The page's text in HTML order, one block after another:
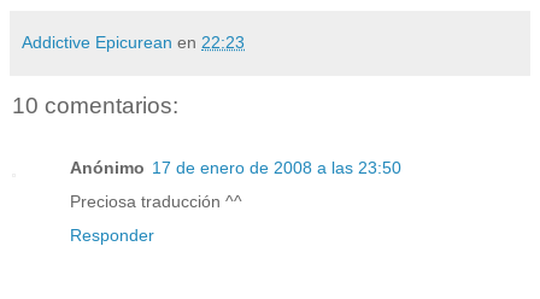
Addictive Epicurean en 22:23
10 comentarios:
Anónimo 17 de enero de 2008 a las 23:50
Preciosa traducción ^^
Responder